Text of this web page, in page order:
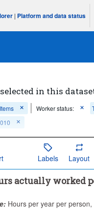
| Platform and data status
in this
Worker status:
Labels Layout
actually worked
Hours per year per person,